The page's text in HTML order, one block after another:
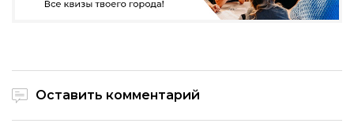
Оставить комментарий